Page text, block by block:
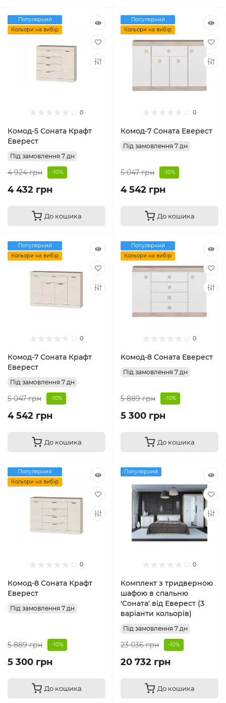
Популярний
Кольори на вибір
0
Комод-5 Соната Крафт
Еверест
Під замовлення 7 дн
4 924 грн -10%
4 432 грн
До кошика
Популярний
Кольори на вибір
0
Комод-7 Соната Еверест
Під замовлення 7 дн
5 047 грн -10%
4 542 грн
До кошика
Популярний
Кольори на вибір
0
Комод-7 Соната Крафт
Еверест
Під замовлення 7 дн
5 047 грн -10%
4 542 грн
До кошика
Популярний
Кольори на вибір
0
Комод-8 Соната Еверест
Під замовлення 7 дн
5 889 грн -10%
5 300 грн
До кошика
Популярний
Кольори на вибір
0
Комод-8 Соната Крафт
Еверест
Під замовлення 7 дн
5 889 грн -10%
5 300 грн
До кошика
Популярний
0
Комплект з тридверною
шафою в спальню
'Соната' від Еверест (3
варіанти кольорів)
Під замовлення 7 дн
23 036 грн -10%
20 732 грн
До кошика